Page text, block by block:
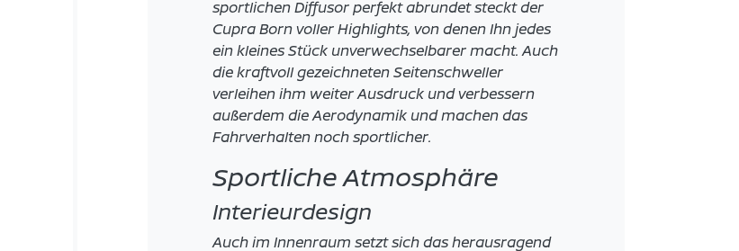
sportlichen Diffusor perfekt abrundet steckt der
Cupra Born voller Highlights, von denen Ihn jedes
ein kleines Stück unverwechselbarer macht. Auch
die kraftvoll gezeichneten Seitenschweller
verleihen ihm weiter Ausdruck und verbessern
außerdem die Aerodynamik und machen das
Fahrverhalten noch sportlicher.
Sportliche Atmosphäre
Interieurdesign
Auch im Innenraum setzt sich das herausragend